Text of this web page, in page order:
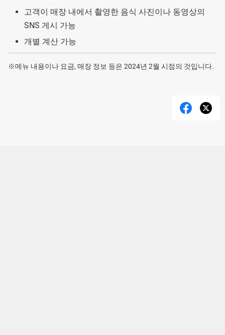
고객이 매장 내에서 촬영한 음식 사진이나 동영상의
SNS 게시 가능
개별 계산 가능
※메뉴 내용이나 요금, 매장 정보 등은 2024년 2월 시점의 것입니다.